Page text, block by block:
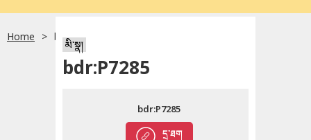
English
Home bdr:P7285
མི་སྣ།
bdr:P7285
དྲ་ཐག
bdr:P7285